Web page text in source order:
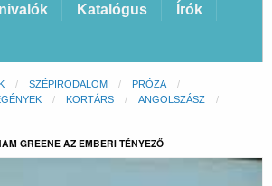
Katalógus Írók
SZÉPIRODALOM
PRÓZA
KORTÁRS
ANGOLSZÁSZ
GREENE AZ EMBERI TÉNYEZŐ